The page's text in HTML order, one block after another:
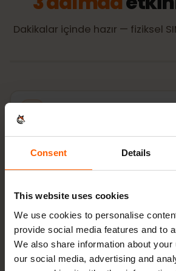
Consent Details
This website uses cookies
We use cookies to personalise
provide social media features and to
We also share information about
our social media, advertising and
Dakikalar içinde hazır — fiziksel
QR kod
eSIM'i kurun QR kodu
dolaşımını açın
Kurulum yalnızca 2 dakika sürer: